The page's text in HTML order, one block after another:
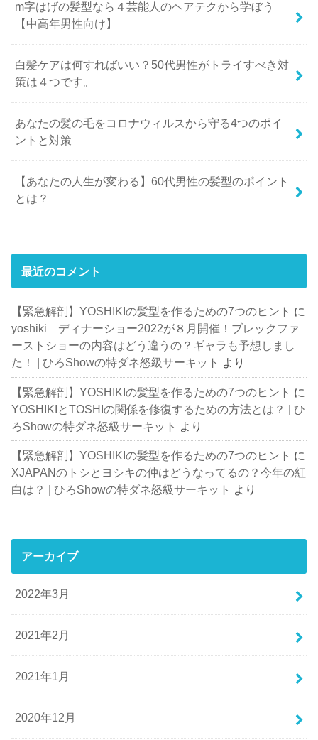
m字はげの髪型なら４芸能人のヘアテクから学ぼう
【中高年男性向け】
白髪ケアは何すればいい？50代男性がトライすべき対
策は４つです。
あなたの髪の毛をコロナウィルスから守る4つのポイ
ントと対策
【あなたの人生が変わる】60代男性の髪型のポイント
とは？
最近のコメント
【緊急解剖】YOSHIKIの髪型を作るための7つのヒント に
yoshiki ディナーショー2022が８月開催！ブレックファ
ーストショーの内容はどう違うの？ギャラも予想しまし
た！ | ひろShowの特ダネ怒級サーキット より
【緊急解剖】YOSHIKIの髪型を作るための7つのヒント に
YOSHIKIとTOSHIの関係を修復するための方法とは？ | ひ
ろShowの特ダネ怒級サーキット より
【緊急解剖】YOSHIKIの髪型を作るための7つのヒント に
XJAPANのトシとヨシキの仲はどうなってるの？今年の紅
白は？ | ひろShowの特ダネ怒級サーキット より
アーカイブ
2022年3月
2021年2月
2021年1月
2020年12月